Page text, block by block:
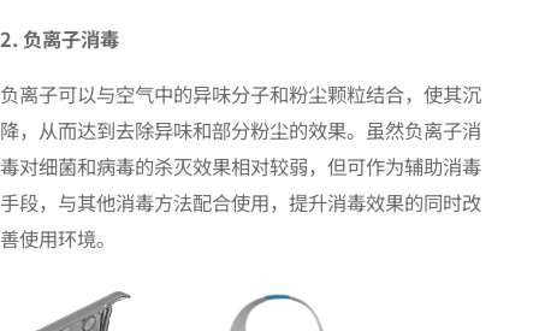
2. 负离子消毒
负离子可以与空气中的异味分子和粉尘颗粒结合，使其沉
降，从而达到去除异味和部分粉尘的效果。虽然负离子消
毒对细菌和病毒的杀灭效果相对较弱，但可作为辅助消毒
手段，与其他消毒方法配合使用，提升消毒效果的同时改
善使用环境。